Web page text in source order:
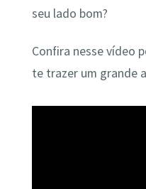
seu lado bom?
Confira nesse vídeo
te trazer um grande